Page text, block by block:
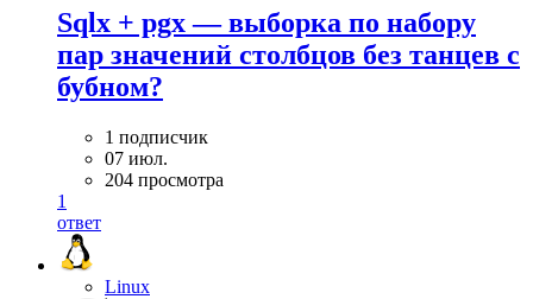
Sqlx + pgx — выборка по набору
пар значений столбцов без танцев с
бубном?
1 подписчик
07 июл.
204 просмотра
1
ответ
Linux